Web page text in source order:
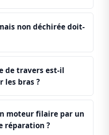
non déchirée doit-
de travers est-il
les bras ?
moteur filaire par un
réparation ?